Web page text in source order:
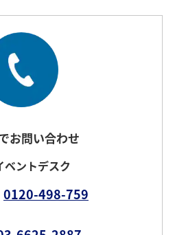
お問い合わせ
ベントデスク
0120-498-759